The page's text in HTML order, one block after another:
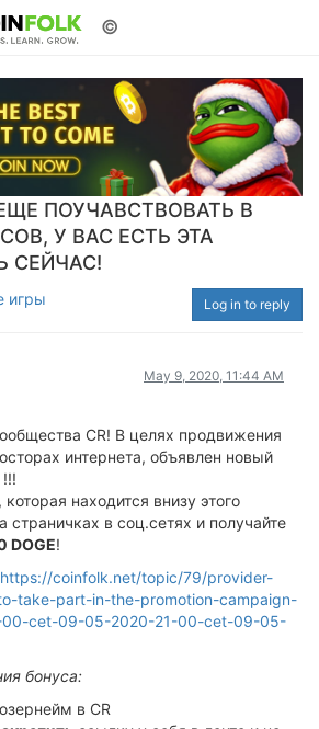
©
ПОУЧАВСТВОВАТЬ В
У ВАС ЕСТЬ ЭТА
СЕЙЧАС!
игры Log in to reply
May 9, 2020, 11:44 AM
CR! В целях продвижения
интернета, объявлен новый
находится внизу этого
страничках в соц.сетях и получайте
DOGE!
https://coinfolk.net/topic/79/provider-
take-part-in-the-promotion-campaign-
cet-09-05-2020-21-00-cet-09-05-
бонуса:
в CR